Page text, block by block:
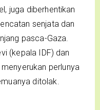
juga diberhentikan
senjata dan
pasca-Gaza.
(kepala IDF) dan
perlunya
ditolak.